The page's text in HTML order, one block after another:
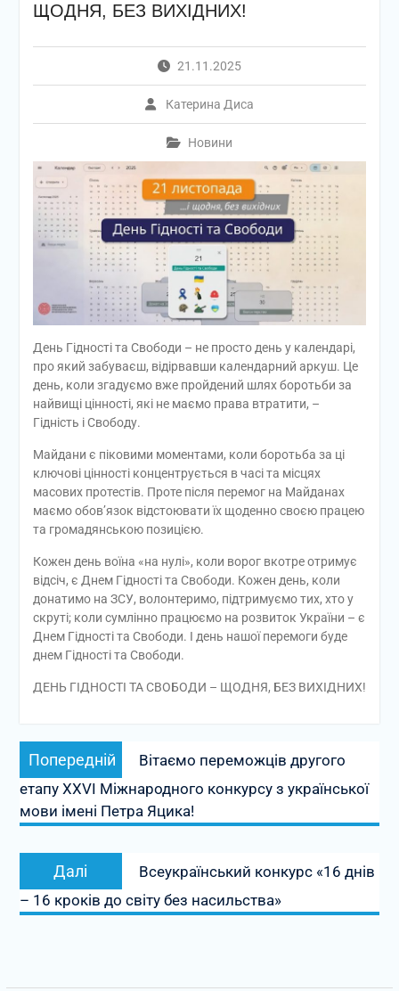
ЩОДНЯ, БЕЗ ВИХІДНИХ!
21.11.2025
Катерина Диса
Новини
День Гідності та Свободи – не просто день у календарі,
про який забуваєш, відірвавши календарний аркуш. Це
день, коли згадуємо вже пройдений шлях боротьби за
найвищі цінності, які не маємо права втратити, –
Гідність і Свободу.
Майдани є піковими моментами, коли боротьба за ці
ключові цінності концентрується в часі та місцях
масових протестів. Проте після перемог на Майданах
маємо обов’язок відстоювати їх щоденно своєю працею
та громадянською позицією.
Кожен день воїна «на нулі», коли ворог вкотре отримує
відсіч, є Днем Гідності та Свободи. Кожен день, коли
донатимо на ЗСУ, волонтеримо, підтримуємо тих, хто у
скруті; коли сумлінно працюємо на розвиток України – є
Днем Гідності та Свободи. І день нашої перемоги буде
днем Гідності та Свободи.
ДЕНЬ ГІДНОСТІ ТА СВОБОДИ – ЩОДНЯ, БЕЗ ВИХІДНИХ!
Навігація
записів
Попередній
Попередній
запис:
Вітаємо переможців другого
етапу ХХVІ Міжнародного конкурсу з української
мови імені Петра Яцика!
Далі
Наступний
запис:
Всеукраїнський конкурс «16 днів
– 16 кроків до світу без насильства»